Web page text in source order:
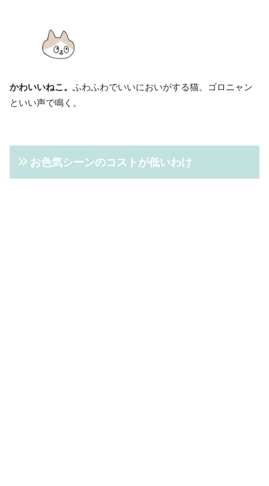
かわいいねこ。 ふわふわでいいにおいがする猫。ゴロニャン
といい声で鳴く。
お色気シーンのコストが低いわけ